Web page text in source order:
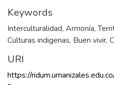
Keywords
Interculturalidad, Armonía,
Culturas indigenas, Buen vivir,
URI
https://